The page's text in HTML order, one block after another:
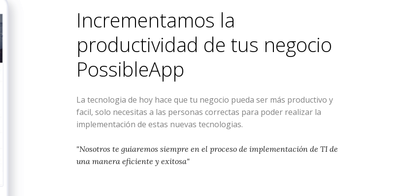
Incrementamos la
productividad de tus negocio
PossibleApp
La tecnologia de hoy hace que tu negocio pueda ser más productivo y
facil, solo necesitas a las personas correctas para poder realizar la
implementación de estas nuevas tecnologias.
"Nosotros te guiaremos siempre en el proceso de implementación de TI de
una manera eficiente y exitosa"